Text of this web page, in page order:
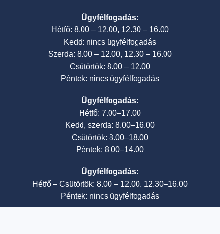
Ügyfélfogadás:
Hétfő: 8.00 – 12.00, 12.30 – 16.00
Kedd: nincs ügyfélfogadás
Szerda: 8.00 – 12.00, 12.30 – 16.00
Csütörtök: 8.00 – 12.00
Péntek: nincs ügyfélfogadás
Ügyfélfogadás:
Hétfő: 7.00–17.00
Kedd, szerda: 8.00–16.00
Csütörtök: 8.00–18.00
Péntek: 8.00–14.00
Ügyfélfogadás:
Hétfő – Csütörtök: 8.00 – 12.00, 12.30–16.00
Péntek: nincs ügyfélfogadás